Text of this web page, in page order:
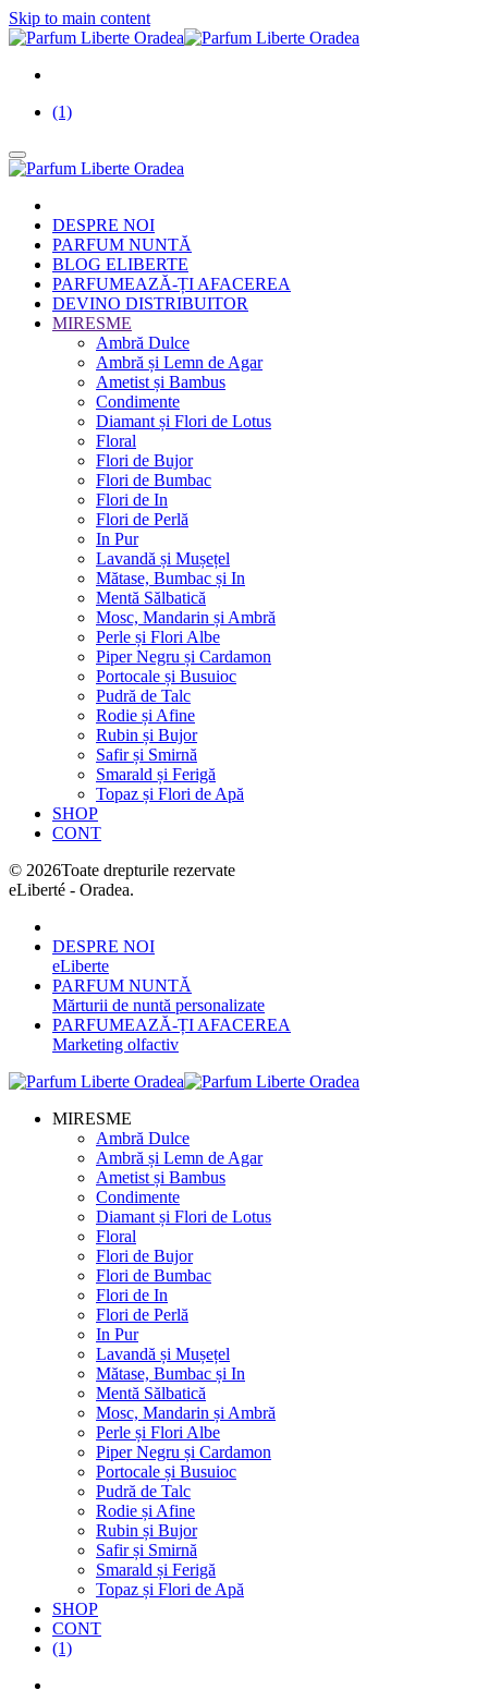
Skip to main content
(1)
DESPRE NOI
PARFUM NUNTĂ
BLOG ELIBERTE
PARFUMEAZĂ-ȚI AFACEREA
DEVINO DISTRIBUITOR
MIRESME
Ambră Dulce
Ambră și Lemn de Agar
Ametist și Bambus
Condimente
Diamant și Flori de Lotus
Floral
Flori de Bujor
Flori de Bumbac
Flori de In
Flori de Perlă
In Pur
Lavandă și Mușețel
Mătase, Bumbac și In
Mentă Sălbatică
Mosc, Mandarin și Ambră
Perle și Flori Albe
Piper Negru și Cardamon
Portocale și Busuioc
Pudră de Talc
Rodie și Afine
Rubin și Bujor
Safir și Smirnă
Smarald și Ferigă
Topaz și Flori de Apă
SHOP
CONT
© 2026Toate drepturile rezervate
eLiberté - Oradea.
DESPRE NOI
eLiberte
PARFUM NUNTĂ
Mărturii de nuntă personalizate
PARFUMEAZĂ-ȚI AFACEREA
Marketing olfactiv
MIRESME
Ambră Dulce
Ambră și Lemn de Agar
Ametist și Bambus
Condimente
Diamant și Flori de Lotus
Floral
Flori de Bujor
Flori de Bumbac
Flori de In
Flori de Perlă
In Pur
Lavandă și Mușețel
Mătase, Bumbac și In
Mentă Sălbatică
Mosc, Mandarin și Ambră
Perle și Flori Albe
Piper Negru și Cardamon
Portocale și Busuioc
Pudră de Talc
Rodie și Afine
Rubin și Bujor
Safir și Smirnă
Smarald și Ferigă
Topaz și Flori de Apă
SHOP
CONT
(1)